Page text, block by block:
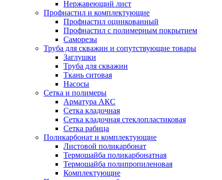
Нержавеющий лист
Профнастил и комплектующие
Профнастил оцинкованный
Профнастил с полимерным покрытием
Саморезы
Труба для скважин и сопутствующие товары
Заглушки
Труба для скважин
Ткань ситовая
Насосы
Сетка и полимеры
Арматура АКС
Сетка кладочная
Сетка кладочная стеклопластиковая
Сетка рабица
Поликарбонат и комплектующие
Листовой поликарбонат
Термошайба поликарбонатная
Термошайба полипропиленовая
Комплектующие